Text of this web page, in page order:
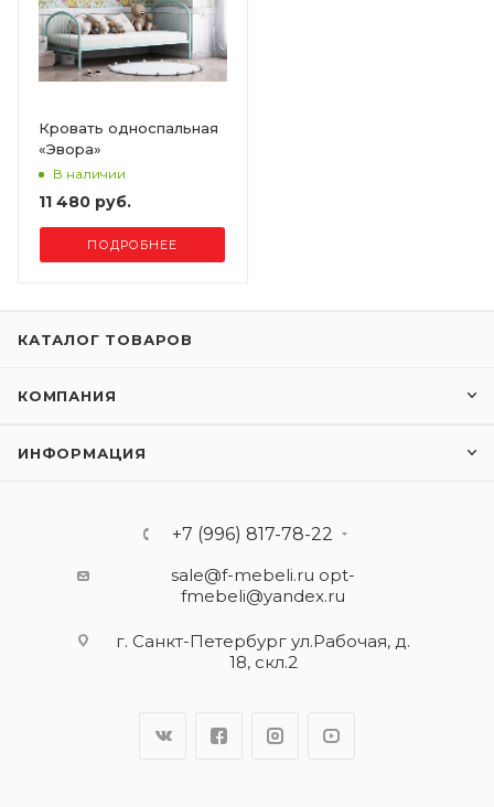
Кровать односпальная
«Эвора»
В наличии
11 480 руб.
ПОДРОБНЕЕ
КАТАЛОГ ТОВАРОВ
КОМПАНИЯ
ИНФОРМАЦИЯ
+7 (996) 817-78-22
sale@f-mebeli.ru opt-
fmebeli@yandex.ru
г. Санкт-Петербург ул.Рабочая, д.
18, скл.2